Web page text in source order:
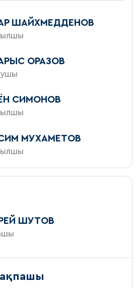
ШАЙХМЕДДЕНОВ
ОРАЗОВ
СИМОНОВ
МУХАМЕТОВ
ШУТОВ